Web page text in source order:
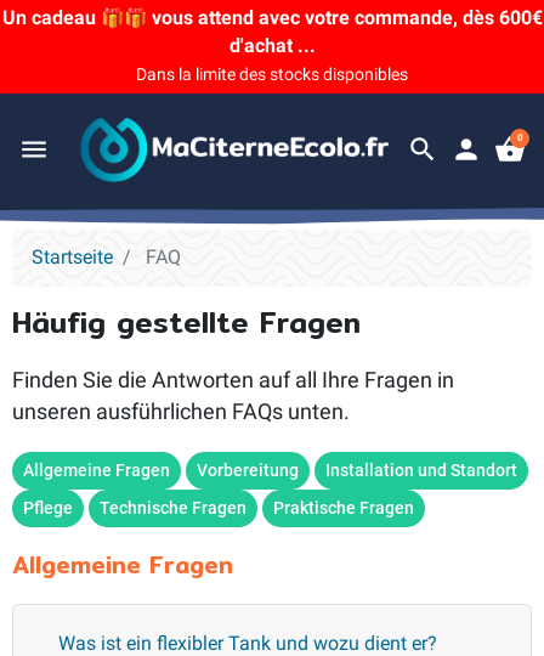
Un cadeau 🎁🎁 vous attend avec votre commande, dès 600€
d'achat ...
Dans la limite des stocks disponibles
menu search person shopping_basket
0
Startseite FAQ
Häufig gestellte Fragen
Finden Sie die Antworten auf all Ihre Fragen in
unseren ausführlichen FAQs unten.
Allgemeine Fragen Vorbereitung
Installation und Standort
Pflege
Technische Fragen Praktische Fragen
Allgemeine Fragen
Was ist ein flexibler Tank und wozu dient er?